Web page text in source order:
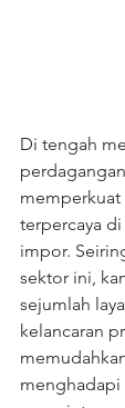
Di tengah
terpercaya
impor.
sektor ini,
sejumlah
kelancaran
menghadapi